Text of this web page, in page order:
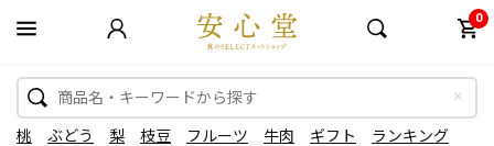
0
桃 ぶどう 梨 枝豆 フルーツ 牛肉 ギフト ランキング